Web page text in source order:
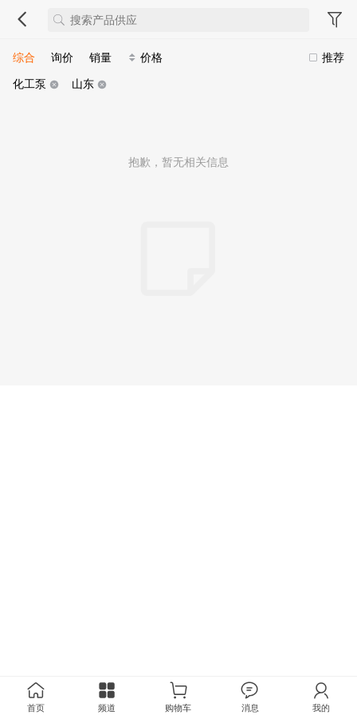
推荐
综合 询价 销量
价格
化工泵
山东
抱歉，暂无相关信息
首页 频道 购物车 消息 我的